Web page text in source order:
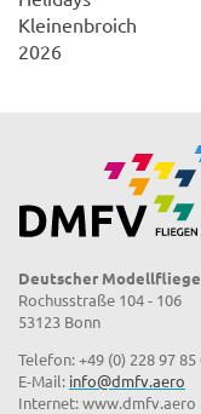
Kleinenbroich
2026
Deutscher
Rochusstraße 104 - 106
53123 Bonn
Telefon: +49 (0) 228 97 85
E-Mail: info@dmfv.aero
Internet: www.dmfv.aero